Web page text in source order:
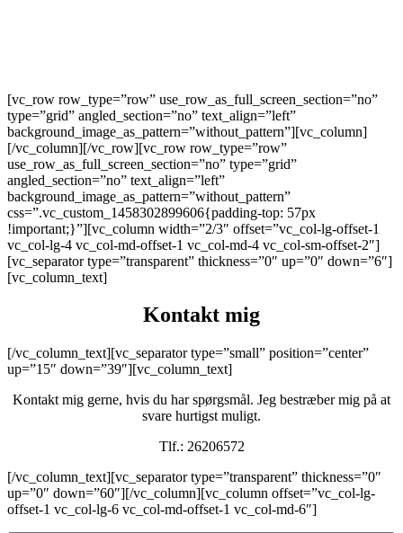
[vc_row row_type=”row” use_row_as_full_screen_section=”no”
type=”grid” angled_section=”no” text_align=”left”
background_image_as_pattern=”without_pattern”][vc_column]
[/vc_column][/vc_row][vc_row row_type=”row”
use_row_as_full_screen_section=”no” type=”grid”
angled_section=”no” text_align=”left”
background_image_as_pattern=”without_pattern”
css=”.vc_custom_1458302899606{padding-top: 57px
!important;}”][vc_column width=”2/3″ offset=”vc_col-lg-offset-1
vc_col-lg-4 vc_col-md-offset-1 vc_col-md-4 vc_col-sm-offset-2″]
[vc_separator type=”transparent” thickness=”0″ up=”0″ down=”6″]
[vc_column_text]
Kontakt mig
[/vc_column_text][vc_separator type=”small” position=”center”
up=”15″ down=”39″][vc_column_text]
Kontakt mig gerne, hvis du har spørgsmål. Jeg bestræber mig på at
svare hurtigst muligt.
Tlf.: 26206572
[/vc_column_text][vc_separator type=”transparent” thickness=”0″
up=”0″ down=”60″][/vc_column][vc_column offset=”vc_col-lg-
offset-1 vc_col-lg-6 vc_col-md-offset-1 vc_col-md-6″]